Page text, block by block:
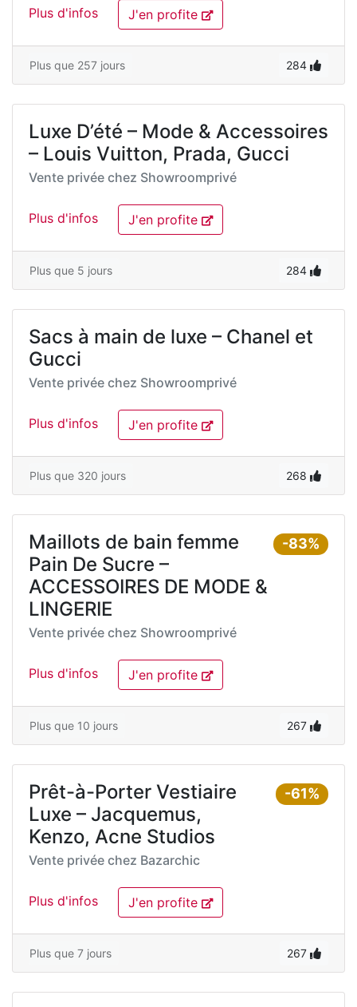
Plus d'infos J'en profite
Plus que 257 jours 284
Luxe D’été – Mode & Accessoires
– Louis Vuitton, Prada, Gucci
Vente privée chez Showroomprivé
Plus d'infos J'en profite
Plus que 5 jours 284
Sacs à main de luxe – Chanel et
Gucci
Vente privée chez Showroomprivé
Plus d'infos J'en profite
Plus que 320 jours 268
-83%
Maillots de bain femme
Pain De Sucre –
ACCESSOIRES DE MODE &
LINGERIE
Vente privée chez Showroomprivé
Plus d'infos J'en profite
Plus que 10 jours 267
-61%
Prêt-à-Porter Vestiaire
Luxe – Jacquemus,
Kenzo, Acne Studios
Vente privée chez Bazarchic
Plus d'infos J'en profite
Plus que 7 jours 267